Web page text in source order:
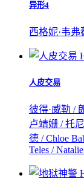
异形4
西格妮·韦弗
人皮交易
彼得·威勒 /
卢靖姗 / 托
德 / Chloe
Teles /